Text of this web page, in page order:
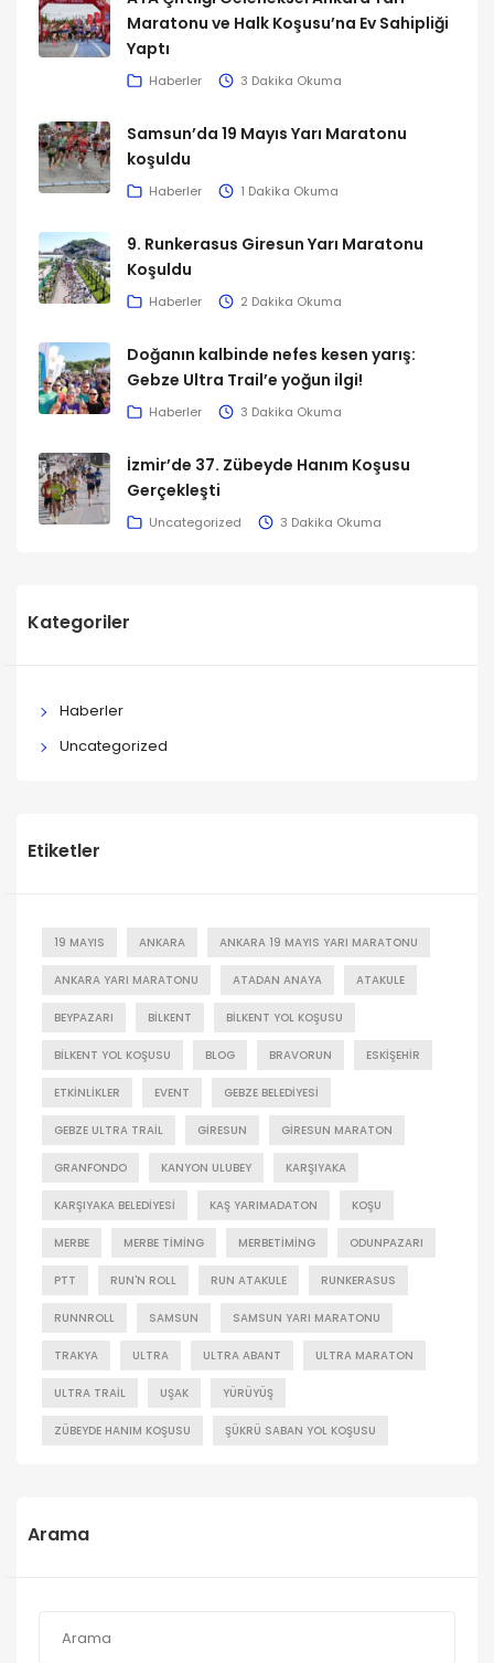
Maratonu ve Halk Koşusu’na Ev Sahipliği
Yaptı
Haberler 3 Dakika Okuma
Samsun’da 19 Mayıs Yarı Maratonu
koşuldu
Haberler 1 Dakika Okuma
9. Runkerasus Giresun Yarı Maratonu
Koşuldu
Haberler 2 Dakika Okuma
Doğanın kalbinde nefes kesen yarış:
Gebze Ultra Trail’e yoğun ilgi!
Haberler 3 Dakika Okuma
İzmir’de 37. Zübeyde Hanım Koşusu
Gerçekleşti
Uncategorized 3 Dakika Okuma
Kategoriler
Haberler
Uncategorized
Etiketler
19 MAYIS ANKARA ANKARA 19 MAYIS YARI MARATONU
ANKARA YARI MARATONU ATADAN ANAYA ATAKULE
BEYPAZARI BILKENT BILKENT YOL KOŞUSU
BILKENT YOL KOŞUSU BLOG BRAVORUN ESKIŞEHIR
ETKINLIKLER EVENT GEBZE BELEDIYESI
GEBZE ULTRA TRAIL GIRESUN GIRESUN MARATON
GRANFONDO KANYON ULUBEY KARŞIYAKA
KARŞIYAKA BELEDIYESI KAŞ YARIMADATON KOŞU
MERBE MERBE TIMING MERBETIMING ODUNPAZARI
PTT RUN'N ROLL RUN ATAKULE RUNKERASUS
RUNNROLL SAMSUN SAMSUN YARI MARATONU
TRAKYA ULTRA ULTRA ABANT ULTRA MARATON
ULTRA TRAIL UŞAK YÜRÜYÜŞ
ZÜBEYDE HANIM KOŞUSU ŞÜKRÜ SABAN YOL KOŞUSU
Arama